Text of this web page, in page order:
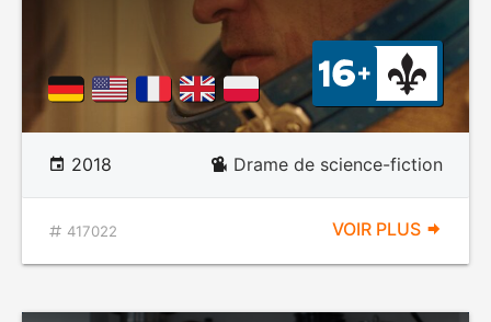
2018 Drame de science-fiction
417022 VOIR PLUS